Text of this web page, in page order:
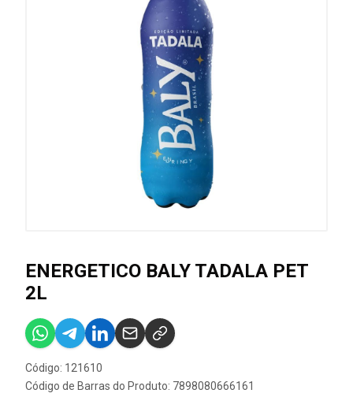
ENERGETICO BALY TADALA PET
2L
Código: 121610
Código de Barras do Produto: 7898080666161